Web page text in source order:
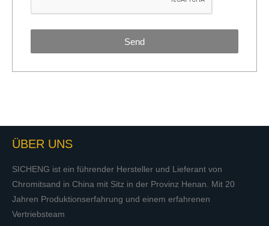
Send
ÜBER UNS
SICHENG ist ein führender Hersteller und Lieferant von
Chromitsand in China mit Sitz in der Provinz Henan. Mit 20
Jahren Produktionserfahrung und einem erfahrenen
Vertriebsteam